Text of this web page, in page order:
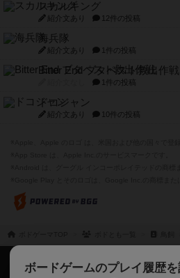
スカルキング
紹介文あり 12件の投稿
海兵隊
紹介文あり 1件の投稿
Bitter End ブタペスト救出作戦
1件の投稿
ドコジャン
紹介文あり 10件の投稿
ボードゲームのプレイ履歴を
ボドゲーマTOP